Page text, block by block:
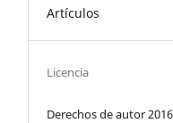
Artículos
Licencia
Derechos de autor